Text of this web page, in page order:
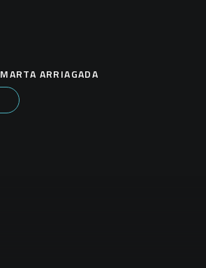
MARTA ARRIAGADA